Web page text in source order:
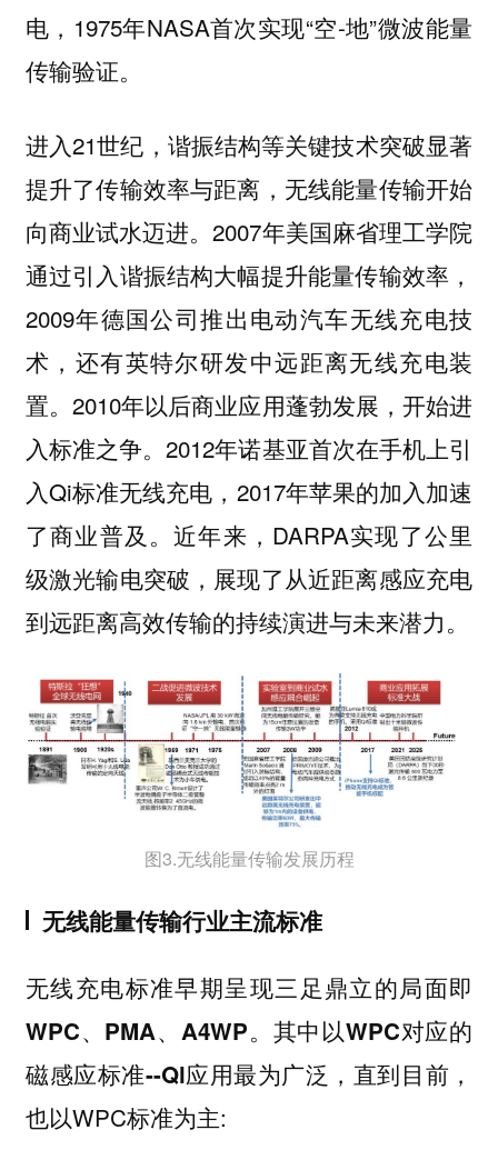
电，1975年NASA首次实现“空-地”微波能量
传输验证。
进入21世纪，谐振结构等关键技术突破显著
提升了传输效率与距离，无线能量传输开始
向商业试水迈进。2007年美国麻省理工学院
通过引入谐振结构大幅提升能量传输效率，
2009年德国公司推出电动汽车无线充电技
术，还有英特尔研发中远距离无线充电装
置。2010年以后商业应用蓬勃发展，开始进
入标准之争。2012年诺基亚首次在手机上引
入Qi标准无线充电，2017年苹果的加入加速
了商业普及。近年来，DARPA实现了公里
级激光输电突破，展现了从近距离感应充电
到远距离高效传输的持续演进与未来潜力。
图3.无线能量传输发展历程
无线能量传输行业主流标准
无线充电标准早期呈现三足鼎立的局面即
WPC、PMA、A4WP。其中以WPC对应的
磁感应标准--Ql应用最为广泛 ，直到目前，
也以WPC标准为主: